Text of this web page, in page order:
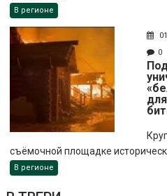
В регионе
0
съёмочной площадке
В регионе